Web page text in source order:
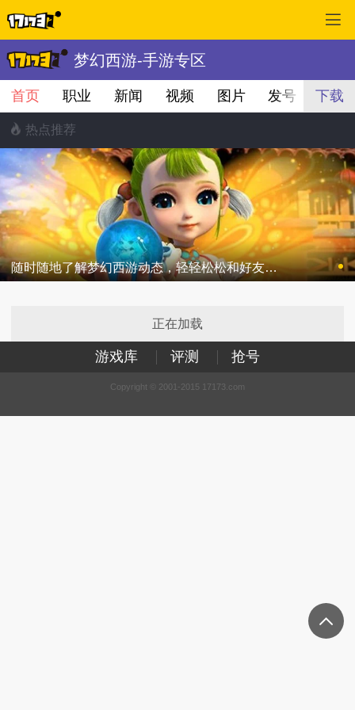
梦幻西游-手游专区
首页 职业 新闻 视频 图片 发号 首页
下载
热点推荐
随时随地了解梦幻西游动态，轻轻松松和好友们畅所欲言。
正在加载
游戏库 评测 抢号
Copyright © 2001-2015 17173.com